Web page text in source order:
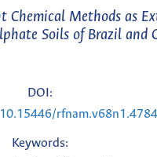
Chemical Methods as
Soils of Brazil and
DOI:
Keywords: